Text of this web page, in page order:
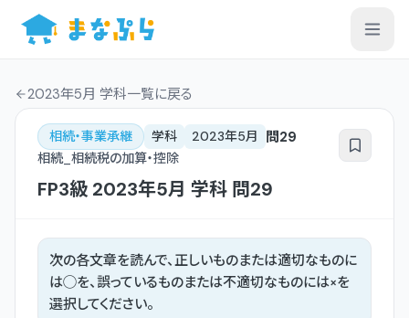
2023年5月 学科一覧に戻る
相続・事業承継 学科 2023年5月 問29
相続_相続税の加算・控除
FP3級 2023年5月 学科 問29
次の各文章を読んで、正しいものまたは適切なものに
は◯を、誤っているものまたは不適切なものには×を
選択してください。